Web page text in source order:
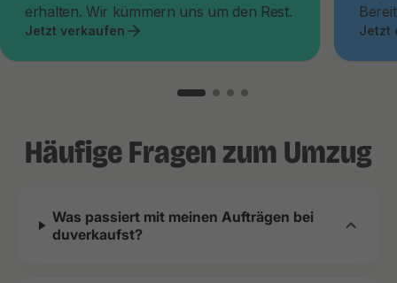
erhalten. Wir kümmern uns um den Rest.
Jetzt verkaufen Jetzt
Häufige Fragen zum Umzug
Was passiert mit meinen Aufträgen bei
duverkaufst?